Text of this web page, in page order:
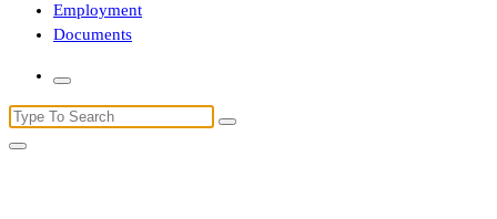
Employment
Documents
Search
for: